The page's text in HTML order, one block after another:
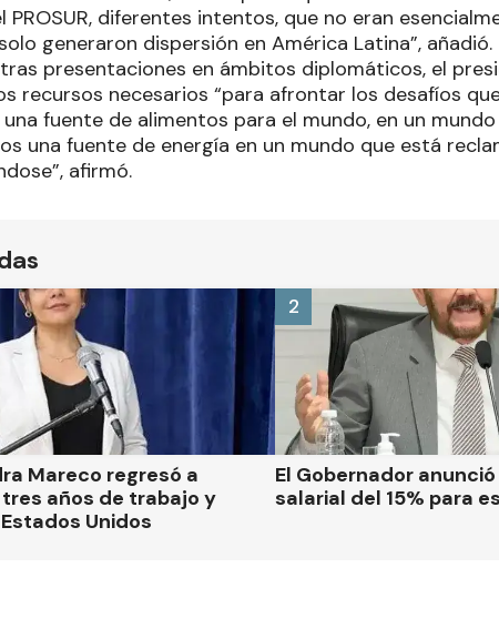
PROSUR, diferentes intentos, que no eran
generaron dispersión en América Latina”, añadió.
presentaciones en ámbitos diplomáticos, el
recursos necesarios “para afrontar los desafíos
una fuente de alimentos para el mundo, en un
una fuente de energía en un mundo que está
afirmó.
Mareco regresó a
años de trabajo y
Unidos
El Gobernador
salarial del 15% para
2